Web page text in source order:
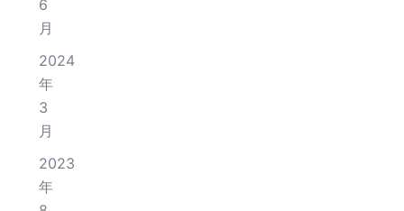
6
月
2024
年
3
月
2023
年